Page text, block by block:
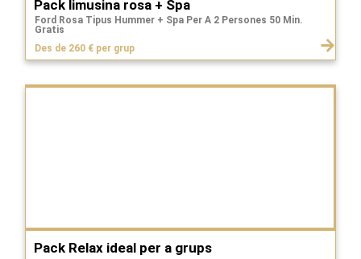
Pack limusina rosa + Spa
Ford Rosa Tipus Hummer + Spa Per A 2 Persones 50 Min.
Gratis
Des de 260 € per grup
Pack Relax ideal per a grups